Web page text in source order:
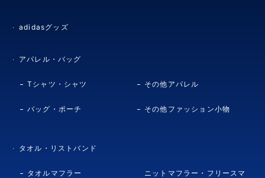
adidasグッズ
アパレル・バッグ
Tシャツ・シャツ その他アパレル
バッグ・ポーチ その他ファッション小物
タオル・リストバンド
タオルマフラー
ニットマフラー・フリースマ